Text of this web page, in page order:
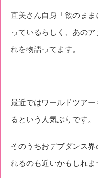
直美さん自身「欲のま
っているらしく、あの
れを物語ってます。
最近ではワールドツア
るという人気ぶりです。
そのうちおデブダンス
れるのも近いかもしれま